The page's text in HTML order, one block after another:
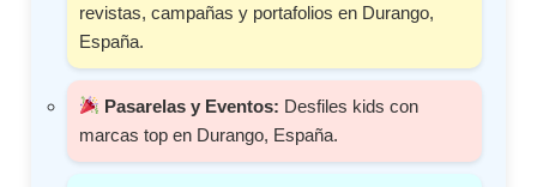
revistas, campañas y portafolios en Durango,
España.
Pasarelas y Eventos: Desfiles kids con
marcas top en Durango, España.